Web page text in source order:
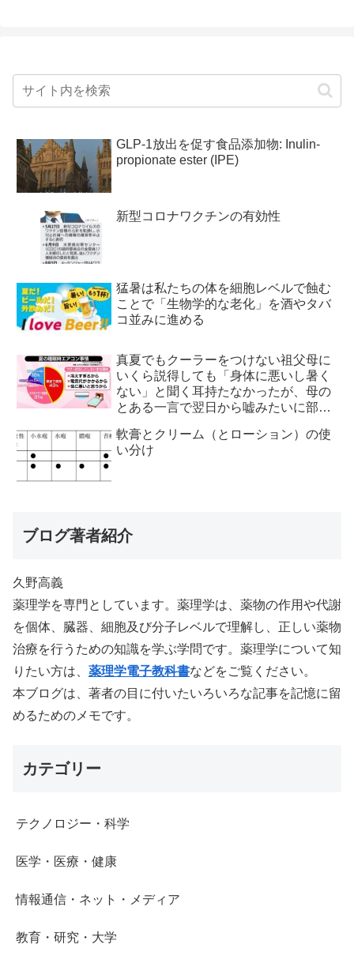
GLP-1放出を促す食品添加物: Inulin-
propionate ester (IPE)
新型コロナワクチンの有効性
猛暑は私たちの体を細胞レベルで蝕む
ことで「生物学的な老化」を酒やタバ
コ並みに進める
真夏でもクーラーをつけない祖父母に
いくら説得しても「身体に悪いし暑く
ない」と聞く耳持たなかったが、母の
とある一言で翌日から嘘みたいに部屋
軟膏とクリーム（とローション）の使
い分け
ブログ著者紹介
久野高義
薬理学を専門としています。薬理学は、薬物の作用や代謝
を個体、臓器、細胞及び分子レベルで理解し、正しい薬物
治療を行うための知識を学ぶ学問です。薬理学について知
りたい方は、 薬理学電子教科書などをご覧ください。
本ブログは、著者の目に付いたいろいろな記事を記憶に留
めるためのメモです。
カテゴリー
テクノロジー・科学
医学・医療・健康
情報通信・ネット・メディア
教育・研究・大学